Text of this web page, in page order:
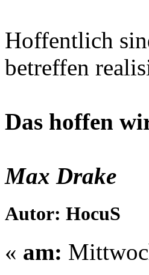
Hoffentlich
betreffen
Das hoffen
Max Drake
Autor: HocuS
« am: